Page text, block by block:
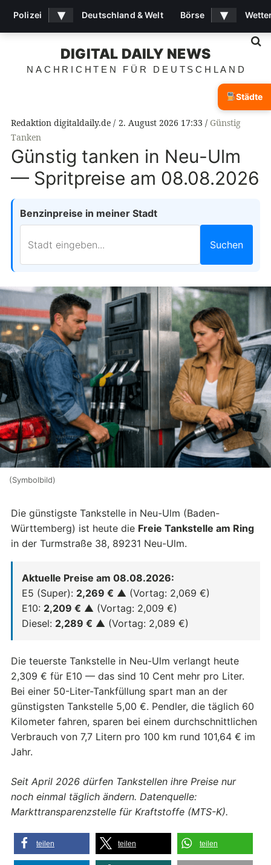
DIGITAL DAILY NEWS
NACHRICHTEN FÜR DEUTSCHLAND
Redaktion digitaldaily.de 2. August 2026 17:33
Günstig
Tanken
Günstig tanken in Neu-Ulm
— Spritpreise am 08.08.2026
Benzinpreise in meiner Stadt
Suchen
(Symbolbild)
Die günstigste Tankstelle in Neu-Ulm (Baden-
Württemberg) ist heute die Freie Tankstelle am Ring
in der Turmstraße 38, 89231 Neu-Ulm.
Aktuelle Preise am 08.08.2026:
E5 (Super): 2,269 € ▲ (Vortag: 2,069 €)
E10: 2,209 € ▲ (Vortag: 2,009 €)
Diesel: 2,289 € ▲ (Vortag: 2,089 €)
Die teuerste Tankstelle in Neu-Ulm verlangt heute
2,309 € für E10 — das sind 10 Cent mehr pro Liter.
Bei einer 50-Liter-Tankfüllung spart man an der
günstigsten Tankstelle 5,00 €. Pendler, die täglich 60
Kilometer fahren, sparen bei einem durchschnittlichen
Verbrauch von 7,7 Litern pro 100 km rund 101,64 € im
Jahr.
Seit April 2026 dürfen Tankstellen ihre Preise nur
noch einmal täglich ändern. Datenquelle:
Markttransparenzstelle für Kraftstoffe (MTS-K).
teilen teilen teilen
Polizei ▾ Deutschland & Welt Börse ▾
Städte